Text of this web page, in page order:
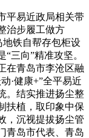
易近政局相关带
治步履工做方
铁自帮存包柜设
三向”精准攻坚。
在青岛市李沧区融
·健康+”全平易近
。结实推进扬尘整
扶植，取印象中保
，沉视提拔扬尘管
青岛市代表、青岛